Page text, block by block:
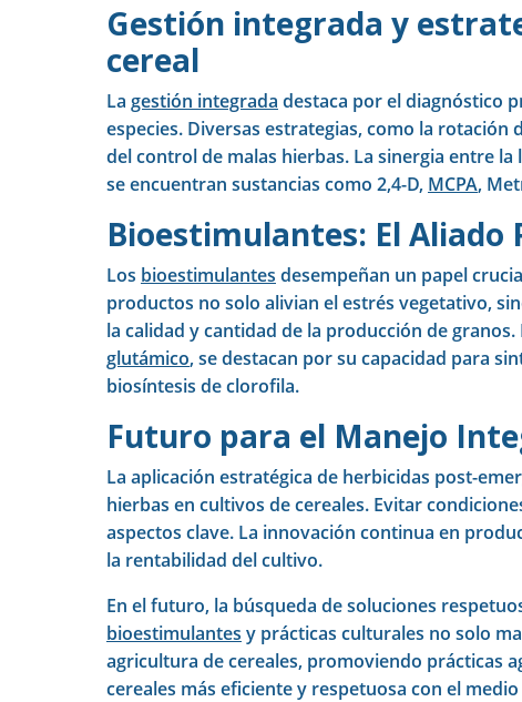
Gestión integrada y
cereal
La gestión integrada destaca por el diagnóstico
especies. Diversas estrategias, como la
del control de malas hierbas. La sinergia entre
se encuentran sustancias como 2,4-D, MCPA,
Bioestimulantes: El Aliado
Los bioestimulantes desempeñan un papel
productos no solo alivian el estrés vegetativo,
la calidad y cantidad de la producción de granos.
glutámico, se destacan por su capacidad para
biosíntesis de clorofila.
Futuro para el Manejo
La aplicación estratégica de herbicidas post-
hierbas en cultivos de cereales. Evitar
aspectos clave. La innovación continua en
la rentabilidad del cultivo.
En el futuro, la búsqueda de soluciones
bioestimulantes y prácticas culturales no solo
agricultura de cereales, promoviendo prácticas
cereales más eficiente y respetuosa con el